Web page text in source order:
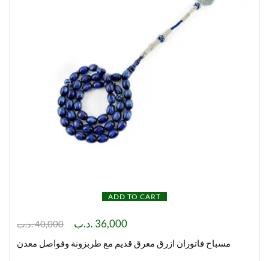
ADD TO CART
40,000.د.ب 36,000 .د.ب
مسباح فاتوران ازرق معرق قديم مع طربزونة وفواصل معدن